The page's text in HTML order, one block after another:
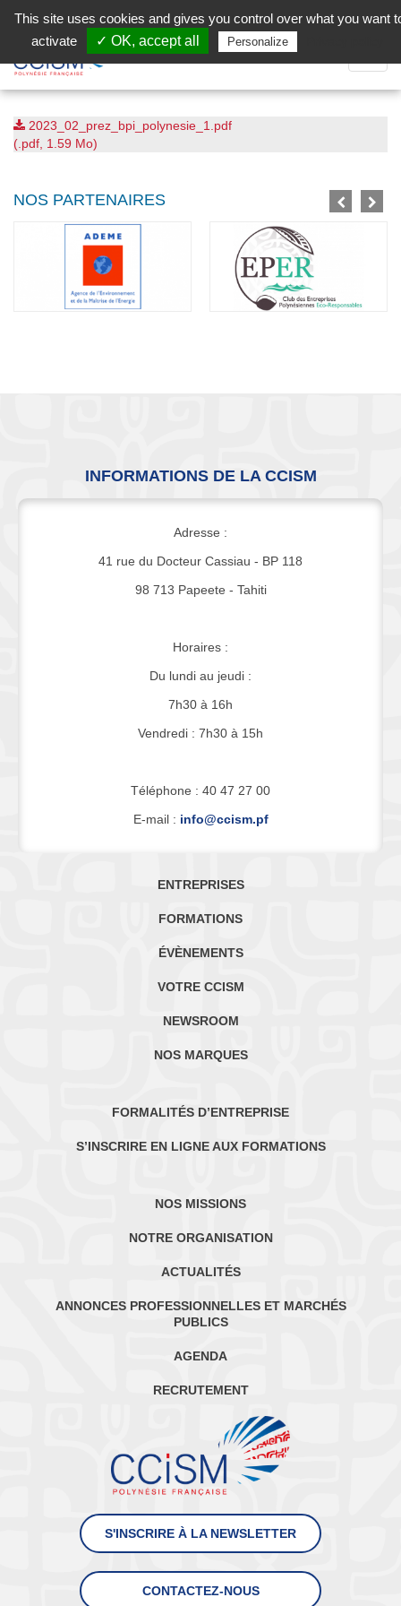
Facebook (Customer Chat) is disabled.
la
2023_02_prez_bpi_polynesie_1.pdf
(.pdf, 1.59 Mo)
NOS PARTENAIRES
INFORMATIONS DE LA CCISM
Adresse :
41 rue du Docteur Cassiau - BP 118
98 713 Papeete - Tahiti
Horaires :
Du lundi au jeudi :
7h30 à 16h
Vendredi : 7h30 à 15h
Téléphone : 40 47 27 00
E-mail : info@ccism.pf
ENTREPRISES
FORMATIONS
ÉVÈNEMENTS
VOTRE CCISM
NEWSROOM
NOS MARQUES
FORMALITÉS D’ENTREPRISE
S’INSCRIRE EN LIGNE AUX FORMATIONS
NOS MISSIONS
NOTRE ORGANISATION
ACTUALITÉS
ANNONCES PROFESSIONNELLES ET MARCHÉS
PUBLICS
AGENDA
RECRUTEMENT
S'INSCRIRE À LA NEWSLETTER
CONTACTEZ-NOUS
This site uses cookies and gives you control over what you want
activate
✓ OK, accept all Personalize